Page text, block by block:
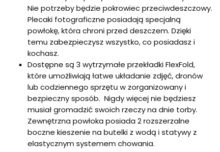
Nie potrzeby będzie pokrowiec przeciwdeszczowy.
Plecaki fotograficzne posiadają specjalną
powłokę, która chroni przed deszczem. Dzięki
temu zabezpieczysz wszystko, co posiadasz i
kochasz.
Dostępne są 3 wytrzymałe przekładki FlexFold,
które umożliwiają łatwe układanie zdjęć, dronów
lub codziennego sprzętu w zorganizowany i
bezpieczny sposób. Nigdy więcej nie będziesz
musiał gromadzić swoich rzeczy na dnie torby.
Zewnętrzna powłoka posiada 2 rozszerzalne
boczne kieszenie na butelki z wodą i statywy z
elastycznym systemem chowania.